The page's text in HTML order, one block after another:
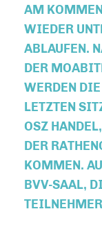
AM
WIEDER
ABLAUFEN.
DER
WERDEN
LETZTEN
OSZ
DER
OMMEN.
VV-SAAL,